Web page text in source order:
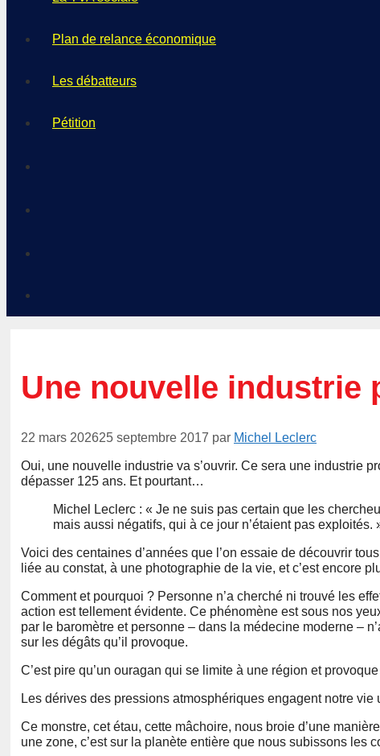
Plan de relance économique
Les débatteurs
Pétition
Une nouvelle industrie
22 mars 202625 septembre 2017 par Michel Leclerc
Oui, une nouvelle industrie va s’ouvrir. Ce sera une industrie
dépasser 125 ans. Et pourtant…
Michel Leclerc : « Je ne suis pas certain que les
mais aussi négatifs, qui à ce jour n’étaient pas exploités.
Voici des centaines d’années que l’on essaie de découvrir
liée au constat, à une photographie de la vie, et c’est encore
Comment et pourquoi ? Personne n’a cherché ni trouvé les
action est tellement évidente. Ce phénomène est sous nos
par le baromètre et personne – dans la médecine moderne –
sur les dégâts qu’il provoque.
C’est pire qu’un ouragan qui se limite à une région et
Les dérives des pressions atmosphériques engagent notre vie
Ce monstre, cet étau, cette mâchoire, nous broie d’une
une zone, c’est sur la planète entière que nous subissons les